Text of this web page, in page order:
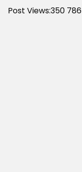
Post Views:350 786